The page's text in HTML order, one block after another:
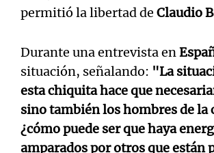
permitió la libertad de Claudio
Durante una entrevista en
situación, señalando: "La
esta chiquita hace que
sino también los hombres de la
¿cómo puede ser que haya
amparados por otros que están